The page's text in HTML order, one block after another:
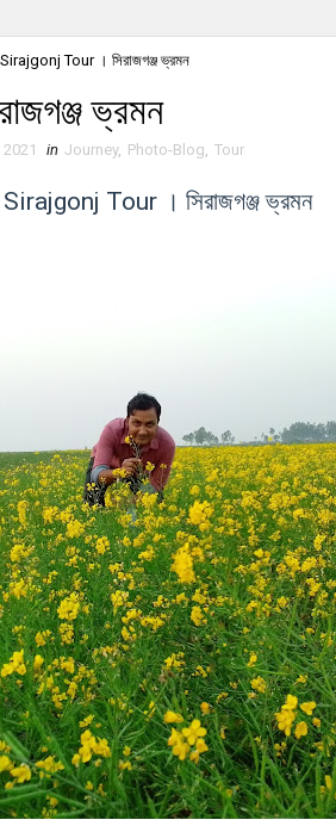
Sirajgonj Tour । সিরাজগঞ্জ ভ্রমন
ভ্রমন
in Journey, Photo-Blog, Tour
Sirajgonj Tour । সিরাজগঞ্জ ভ্রমন